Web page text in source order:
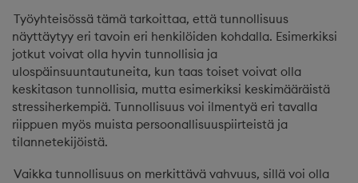
Työyhteisössä tämä tarkoittaa, että tunnollisuus
näyttäytyy eri tavoin eri henkilöiden kohdalla. Esimerkiksi
jotkut voivat olla hyvin tunnollisia ja
ulospäinsuuntautuneita, kun taas toiset voivat olla
keskitason tunnollisia, mutta esimerkiksi keskimääräistä
stressiherkempiä. Tunnollisuus voi ilmentyä eri tavalla
riippuen myös muista persoonallisuuspiirteistä ja
tilannetekijöistä.
Vaikka tunnollisuus on merkittävä vahvuus, sillä voi olla